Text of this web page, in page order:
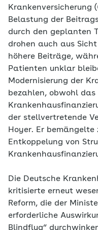
Krankenversicherung
Belastung der
durch den geplanten
drohen auch aus
höhere Beiträge,
Patienten unklar
Modernisierung der
bezahlen, obwohl
der stellvertretende
Hoyer. Er bemängelte
Entkoppelung von
Die Deutsche
kritisierte erneut
Reform, die der
erforderliche
Blindflug“